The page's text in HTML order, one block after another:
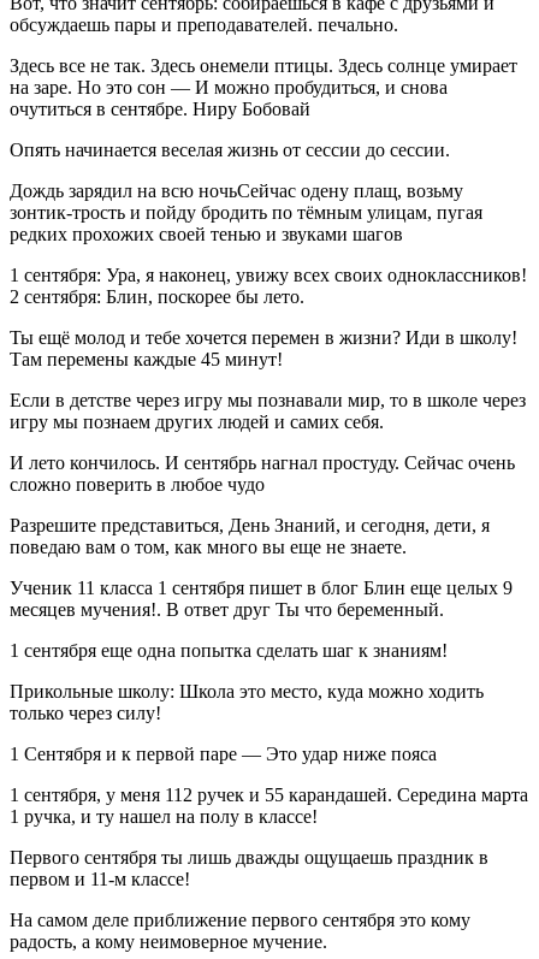
обсуждаешь пары и преподавателей. печально.
Здесь все не так. Здесь онемели птицы. Здесь солнце умирает
на заре. Но это сон — И можно пробудиться, и снова
очутиться в сентябре. Ниру Бобовай
Опять начинается веселая жизнь от сессии до сессии.
Дождь зарядил на всю ночьСейчас одену плащ, возьму
зонтик-трость и пойду бродить по тёмным улицам, пугая
редких прохожих своей тенью и звуками шагов
1 сентября: Ура, я наконец, увижу всех своих одноклассников!
2 сентября: Блин, поскорее бы лето.
Ты ещё молод и тебе хочется перемен в жизни? Иди в школу!
Там перемены каждые 45 минут!
Если в детстве через игру мы познавали мир, то в школе через
игру мы познаем других людей и самих себя.
И лето кончилось. И сентябрь нагнал простуду. Сейчас очень
сложно поверить в любое чудо
Разрешите представиться, День Знаний, и сегодня, дети, я
поведаю вам о том, как много вы еще не знаете.
Ученик 11 класса 1 сентября пишет в блог Блин еще целых 9
месяцев мучения!. В ответ друг Ты что беременный.
1 сентября еще одна попытка сделать шаг к знаниям!
Прикольные школу: Школа это место, куда можно ходить
только через силу!
1 Сентября и к первой паре — Это удар ниже пояса
1 сентября, у меня 112 ручек и 55 карандашей. Середина марта
1 ручка, и ту нашел на полу в классе!
Первого сентября ты лишь дважды ощущаешь праздник в
первом и 11-м классе!
На самом деле приближение первого сентября это кому
радость, а кому неимоверное мучение.